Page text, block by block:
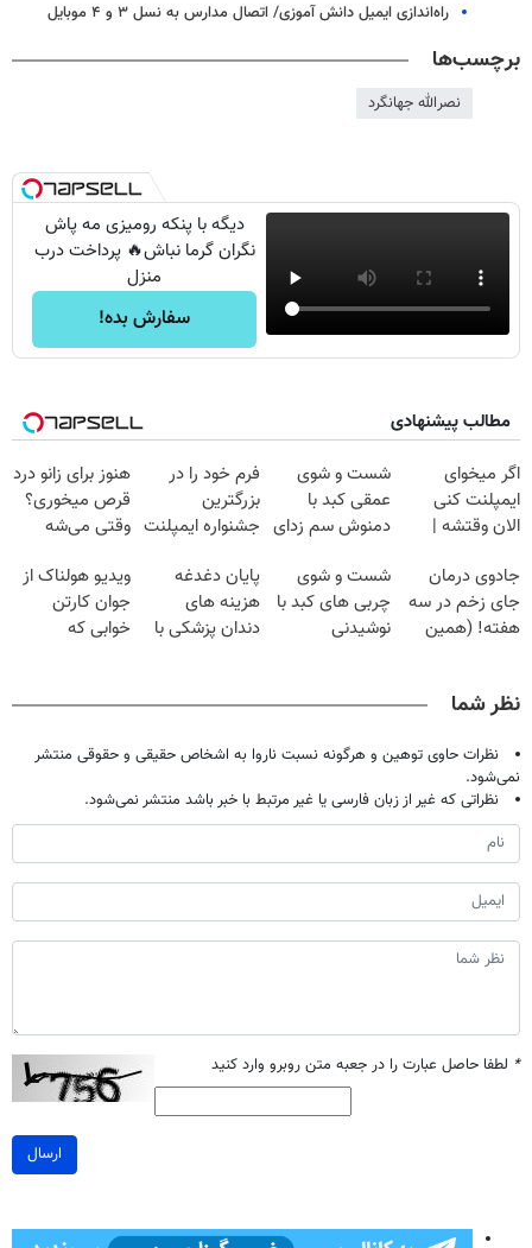
راه‌اندازی ایمیل دانش آموزی/ اتصال مدارس به نسل ۳ و ۴ موبایل
برچسب‌ها
نصرالله جهانگرد
دیگه با پنکه رومیزی مه پاش
نگران گرما نباش🔥 پرداخت درب
منزل
سفارش بده!
مطالب پیشنهادی
اگر میخوای
ایمپلنت کنی
الان وقتشه |
میلیون تومان!!!
شست و شوی
عمقی کبد با
دمنوش سم زدای
فرم خود را در
بزرگترین
جشنواره ایمپلنت
فقط ۲۵ میلیون
هنوز برای زانو درد
قرص میخوری؟
وقتی می‌شه
درمانش کرد؟؟؟؟
جادوی درمان
جای زخم در سه
هفته! (همین
شست و شوی
چربی های کبد با
نوشیدنی
پایان دغدغه
هزینه های
دندان پزشکی با
ویدیو هولناک از
جوان کارتن
خوابی که
نظر شما
نظرات حاوی توهین و هرگونه نسبت ناروا به اشخاص حقیقی و حقوقی منتشر
نمی‌شود.
نظراتی که غیر از زبان فارسی یا غیر مرتبط با خبر باشد منتشر نمی‌شود.
* لطفا حاصل عبارت را در جعبه متن روبرو وارد کنید
ارسال